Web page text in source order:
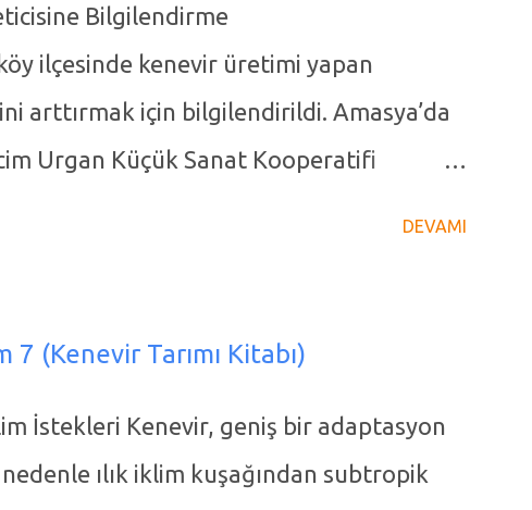
Bilgilendirme
ilçesinde kenevir üretimi yapan
arttırmak için bilgilendirildi. Amasya’da
Urgan Küçük Sanat Kooperatifi
ilçesinde yer alan kendir (kenevir)
bir rol oynuyor. Bu rolü birkaç ana başlık
Üretimini Canlandırma Fabrika,
DEVAMI
7 (Kenevir Tarımı Kitabı)
İstekleri Kenevir, geniş bir adaptasyon
ılık iklim kuşağından subtropik